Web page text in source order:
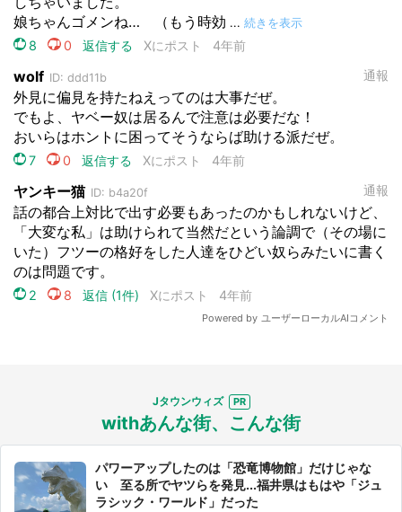
Jタウンウィズ
withあんな街、こんな街
パワーアップしたのは「恐竜博物館」だけじゃな
い 至る所でヤツらを発見...福井県はもはや「ジュ
ラシック・ワールド」だった